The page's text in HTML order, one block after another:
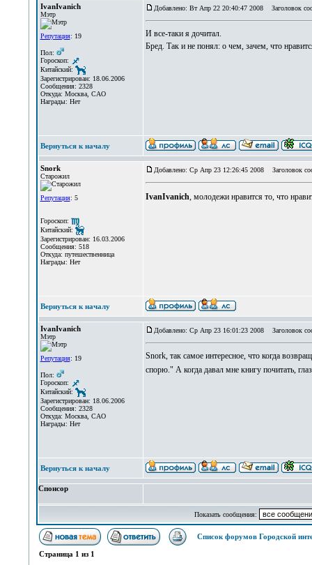
IvanIvanich
Мэтр
Репутация: 19
Пол:
Гороскоп:
Китайский:
Зарегистрирован: 18.06.2006
Сообщения: 2328
Откуда: Москва, САО
Награды: Нет
Добавлено: Вт Апр 22 20:40:47 2008 Заголовок
И все-таки я дочитал.
Бред. Так и не понял: о чем, зачем, что
Вернуться к началу
Snork
Старожил
Репутация: 5
Гороскоп:
Китайский:
Зарегистрирован: 16.03.2006
Сообщения: 518
Откуда: путешественница
Награды: Нет
Добавлено: Ср Апр 23 12:26:45 2008 Заголовок
IvanIvanich, молодежи нравится то, что
Вернуться к началу
IvanIvanich
Мэтр
Репутация: 19
Пол:
Гороскоп:
Китайский:
Зарегистрирован: 18.06.2006
Сообщения: 2328
Откуда: Москва, САО
Награды: Нет
Добавлено: Ср Апр 23 16:01:23 2008 Заголовок
Snork, так самое интересное, что когда
спорю." А когда давал мне книгу почитать,
Вернуться к началу
Спонсор
Показать сообщения:
Список форумов Городской
Страница 1 из 1